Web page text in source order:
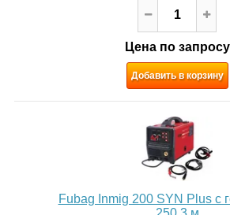
Цена по запросу
Добавить в корзину
Fubag Inmig 200 SYN Plus с